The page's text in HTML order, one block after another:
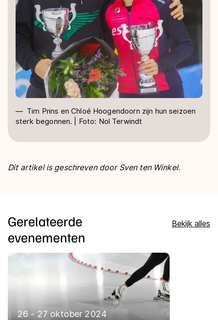
Tim Prins en Chloé Hoogendoorn zijn hun seizoen
sterk begonnen. | Foto: Nol Terwindt
Dit artikel is geschreven door Sven ten Winkel.
Gerelateerde
evenementen
Bekijk alles
26 - 27 oktober 2024